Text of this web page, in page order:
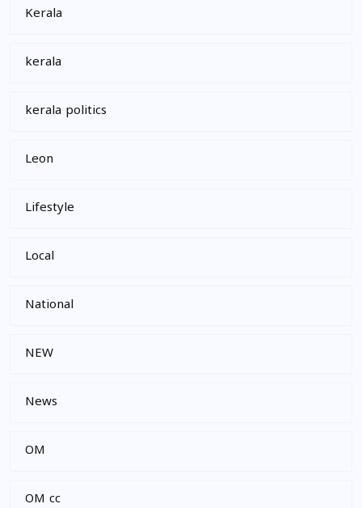
Kerala
kerala
kerala politics
Leon
Lifestyle
Local
National
NEW
News
OM
OM cc